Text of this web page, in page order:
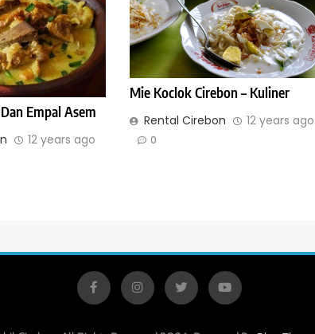
Empal Asem
12 years ago
Mie Koclok Cirebon – Kuliner
Rental Cirebon 12 years ago
0